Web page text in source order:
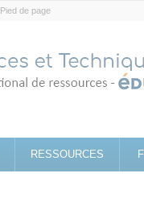
Pied de page
RESSOURCES